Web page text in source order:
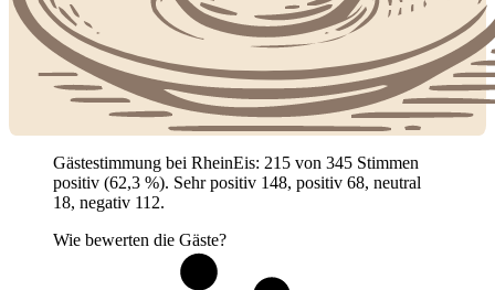
Gästestimmung bei RheinEis: 215 von 345 Stimmen
positiv (62,3 %). Sehr positiv 148, positiv 68, neutral
18, negativ 112.
Wie bewerten die Gäste?